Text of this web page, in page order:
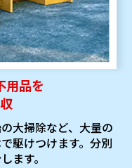
用品を
大掃除など、大量の
駆けつけます。分別
ます。